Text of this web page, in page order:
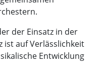
der Einsatz in der
ist auf Verlässlichkeit
Entwicklung